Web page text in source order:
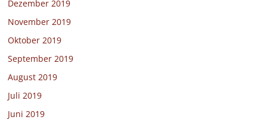
Dezember 2019
November 2019
Oktober 2019
September 2019
August 2019
Juli 2019
Juni 2019